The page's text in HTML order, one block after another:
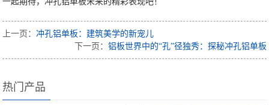
上一页：冲孔铝单板：建筑美学的新宠儿
下一页： 铝板世界中的“孔”径独秀：探秘冲孔铝单板
热门产品